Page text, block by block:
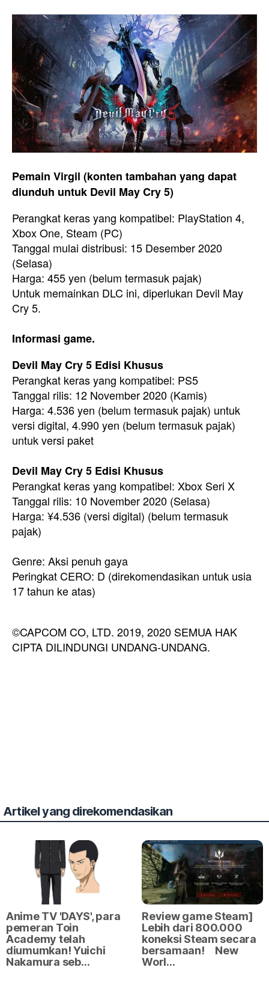
Pemain Virgil (konten tambahan yang dapat
diunduh untuk Devil May Cry 5)
Perangkat keras yang kompatibel: PlayStation 4,
Xbox One, Steam (PC)
Tanggal mulai distribusi: 15 Desember 2020
(Selasa)
Harga: 455 yen (belum termasuk pajak)
Untuk memainkan DLC ini, diperlukan Devil May
Cry 5.
Informasi game.
Devil May Cry 5 Edisi Khusus
Perangkat keras yang kompatibel: PS5
Tanggal rilis: 12 November 2020 (Kamis)
Harga: 4.536 yen (belum termasuk pajak) untuk
versi digital, 4.990 yen (belum termasuk pajak)
untuk versi paket
Devil May Cry 5 Edisi Khusus
Perangkat keras yang kompatibel: Xbox Seri X
Tanggal rilis: 10 November 2020 (Selasa)
Harga: ¥4.536 (versi digital) (belum termasuk
pajak)
Genre: Aksi penuh gaya
Peringkat CERO: D (direkomendasikan untuk usia
17 tahun ke atas)
©CAPCOM CO, LTD. 2019, 2020 SEMUA HAK
CIPTA DILINDUNGI UNDANG-UNDANG.
Artikel yang direkomendasikan
Anime TV 'DAYS', para
pemeran Toin
Academy telah
diumumkan! Yuichi
Nakamura seb…
Review game Steam]
Lebih dari 800.000
koneksi Steam secara
bersamaan! New
Worl…